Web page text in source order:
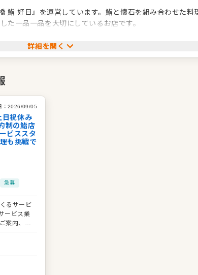
鮨 好日』を運営しています。鮨と懐石を組み合わせた料
た一品一品を大切にしているお店です。
でなく、働きやすさも大切にしていること。有名和食店
方、和食の基本、鮨の技術まで、実践を通じて少しずつ
く成長できます。
７号第５瑞穂ビル７階
詳細を開く
2026/09/05
日祝休み
制の鮨店
ビススタ
も挑戦で
急募
るサービ
ービス業
案内、料
リンクづ
が主なお
はお店の
ていきま